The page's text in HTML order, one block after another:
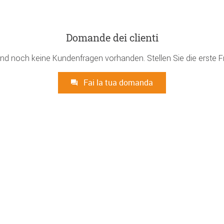
Domande dei clienti
noch keine Kundenfragen vorhanden. Stellen Sie die erste
Fai la tua domanda